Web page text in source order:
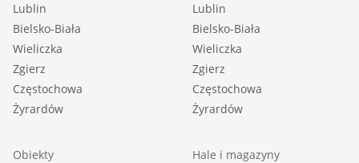
Lublin
Bielsko-Biała
Wieliczka
Zgierz
Częstochowa
Żyrardów
Lublin
Bielsko-Biała
Wieliczka
Zgierz
Częstochowa
Żyrardów
Obiekty
Hale i magazyny